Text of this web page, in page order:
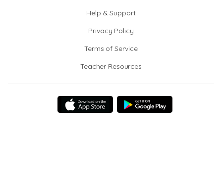
Help & Support
Privacy Policy
Terms of Service
Teacher Resources